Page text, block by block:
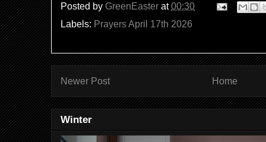
Posted by GreenEaster at00:30
Labels: Prayers April 17th 2026
Newer Post Home
Winter